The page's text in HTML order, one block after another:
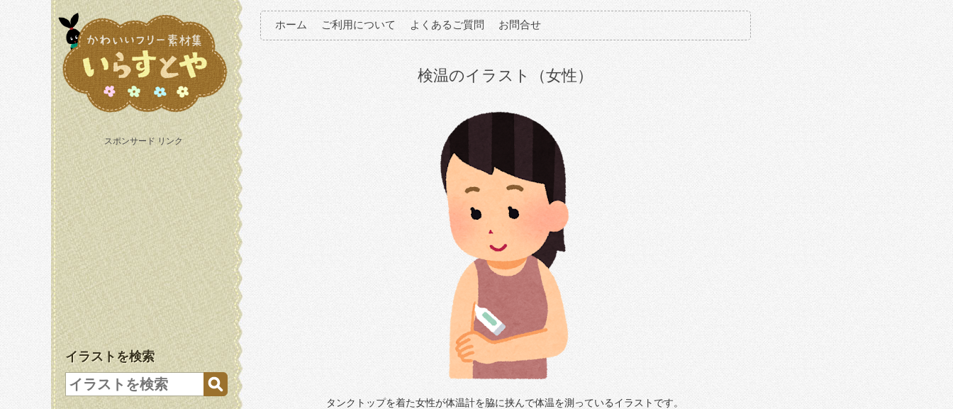
スポンサード リンク
イラストを検索
ホーム ご利用について よくあるご質問 お問合せ
検温のイラスト（女性）
タンクトップを着た女性が体温計を脇に挟んで体温を測っているイラストです。